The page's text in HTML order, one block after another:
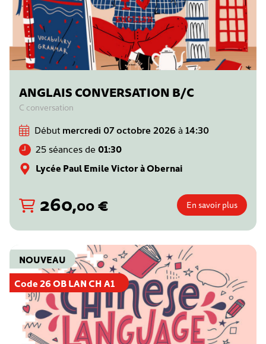
ANGLAIS CONVERSATION B/C
C conversation
Début mercredi 07 octobre 2026 à 14:30
25 séances de 01:30
Lycée Paul Emile Victor à Obernai
260,00€ En savoir plus
Code 26 OB LAN CH A1
NOUVEAU